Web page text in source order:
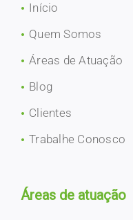
Início
Quem Somos
Áreas de Atuação
Blog
Clientes
Trabalhe Conosco
Áreas de atuação